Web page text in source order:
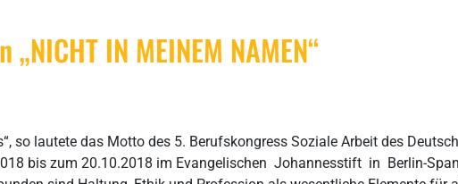
IN MEINEM NAMEN“
so lautete das Motto des 5. Berufskongress Soziale Arbeit des
bis zum 20.10.2018 im Evangelischen Johannesstift in Berlin-